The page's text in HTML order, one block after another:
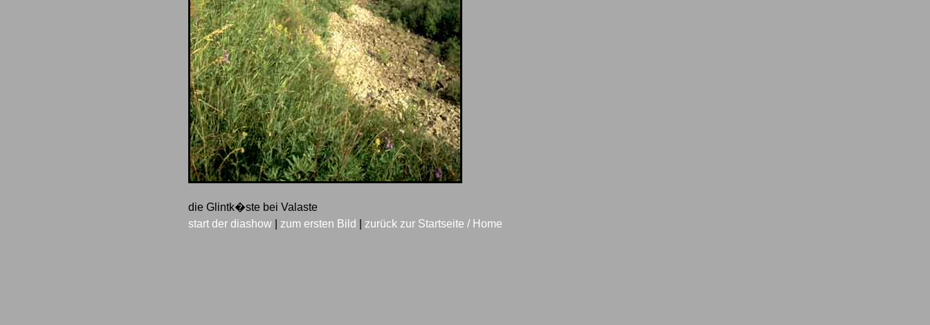
die Glintk�ste bei Valaste
start der diashow
zum ersten Bild zurück zur Startseite / Home